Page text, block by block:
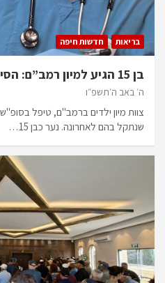
בריאות חדשות חיפה
בן 15 הגיע למיון רמב”ם: הסיבה: עטלף במזגן
ה׳ באב ה׳תשפ״ו
צוות מיון ילדים ברמב"ם, טיפל
שנתקל בהם לאחרונה. נער כבן 15…